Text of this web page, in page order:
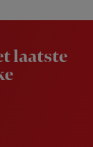
laatste